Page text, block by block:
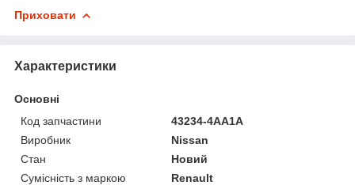
Приховати
Характеристики
Основні
Код запчастини
43234-4AA1A
Виробник
Nissan
Стан
Новий
Сумісність з маркою
Renault